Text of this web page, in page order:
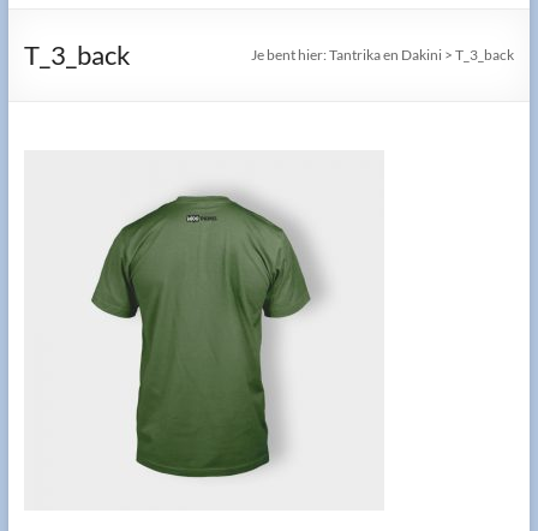
T_3_back Je bent hier:Tantrika en Dakini >T_3_back